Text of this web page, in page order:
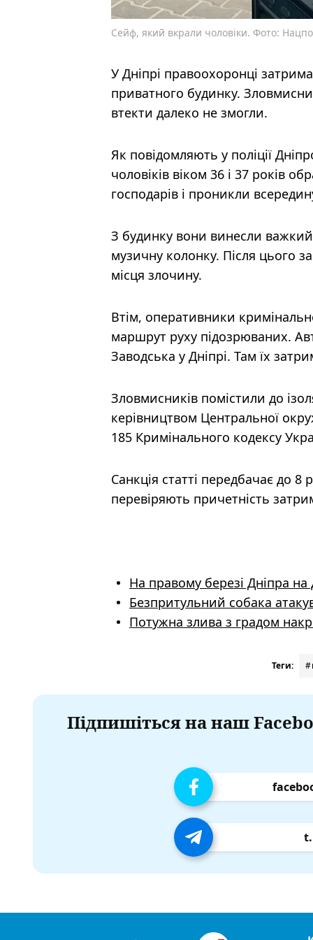
Сейф, який вкрали чоловіки. Фото:
У Дніпрі правоохоронці
приватного будинку.
втекти далеко не змогли.
Як повідомляють у поліції
чоловіків віком 36 і 37 років
господарів і проникли
З будинку вони винесли
музичну колонку. Після цього
місця злочину.
Втім, оперативники
маршрут руху підозрюваних.
Заводська у Дніпрі. Там їх
Зловмисників помістили до
керівництвом Центральної
185 Кримінального кодексу
Санкція статті передбачає до 8
перевіряють причетність
На правому березі Дніпра
Безпритульний собака
Потужна злива з градом
Теги:
Підпишіться на наш